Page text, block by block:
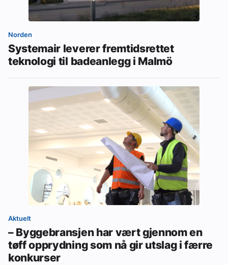
Norden
Systemair leverer fremtidsrettet
teknologi til badeanlegg i Malmö
Aktuelt
– Byggebransjen har vært gjennom en
tøff opprydning som nå gir utslag i færre
konkurser